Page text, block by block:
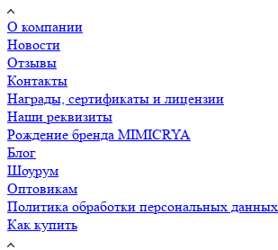
О компании
Новости
Отзывы
Контакты
Награды, сертификаты и лицензии
Наши реквизиты
Рождение бренда MIMICRYA
Блог
Шоурум
Оптовикам
Политика обработки персональных данных
Как купить